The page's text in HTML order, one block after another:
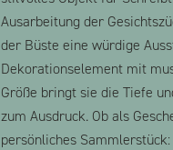
Ausarbeitung der
der Büste eine würdige
Dekorationselement mit
Größe bringt sie die Tiefe
zum Ausdruck. Ob als
persönliches